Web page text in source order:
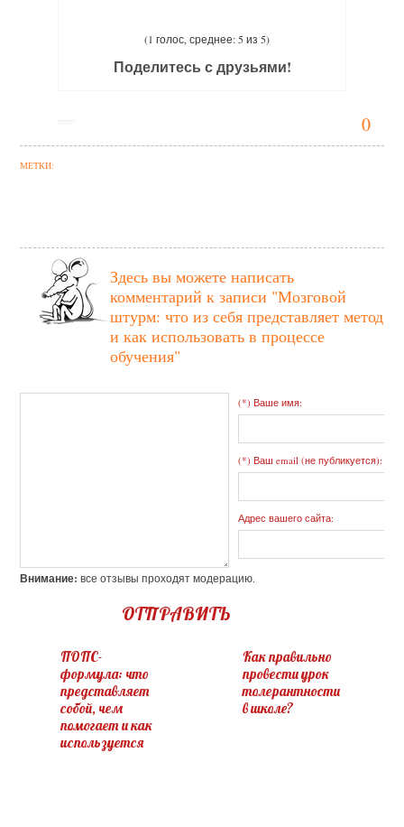
0
(1 голос, среднее: 5 из 5)
Поделитесь с друзьями!
МЕТКИ:
Здесь вы можете написать
комментарий к записи "Мозговой
штурм: что из себя представляет метод
и как использовать в процессе
обучения"
(*) Ваше имя:
(*) Ваш email (не публикуется):
Адрес вашего сайта:
Внимание: все отзывы проходят модерацию.
ОТПРАВИТЬ
ПОПС-
формула: что
представляет
собой, чем
помогает и как
используется
Как правильно
провести урок
толерантности
в школе?